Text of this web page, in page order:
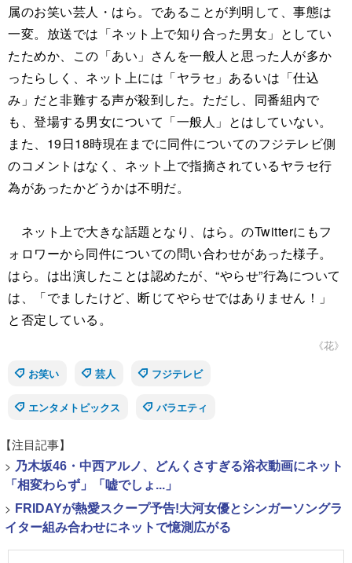
属のお笑い芸人・はら。であることが判明して、事態は
一変。放送では「ネット上で知り合った男女」としてい
たためか、この「あい」さんを一般人と思った人が多か
ったらしく、ネット上には「ヤラセ」あるいは「仕込
み」だと非難する声が殺到した。ただし、同番組内で
も、登場する男女について「一般人」とはしていない。
また、19日18時現在までに同件についてのフジテレビ側
のコメントはなく、ネット上で指摘されているヤラセ行
為があったかどうかは不明だ。
ネット上で大きな話題となり、はら。のTwitterにもフ
ォロワーから同件についての問い合わせがあった様子。
はら。は出演したことは認めたが、“やらせ”行為について
は、「でましたけど、断じてやらせではありません！」
と否定している。
《花》
お笑い
芸人 フジテレビ
エンタメトピックス バラエティ
【注目記事】
> 乃木坂46・中西アルノ、どんくさすぎる浴衣動画にネット
「相変わらず」「嘘でしょ...」
> FRIDAYが熱愛スクープ予告!大河女優とシンガーソングラ
イター組み合わせにネットで憶測広がる